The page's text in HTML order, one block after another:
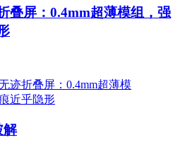
叠屏：0.4mm超薄模组，强
解